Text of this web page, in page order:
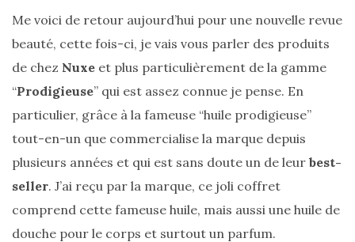
discret
06/06/2026
Me voici de retour aujourd’hui pour une nouvelle revue
beauté, cette fois-ci, je vais vous parler des produits
de chez Nuxe et plus particulièrement de la gamme
“Prodigieuse” qui est assez connue je pense. En
particulier, grâce à la fameuse “huile prodigieuse”
tout-en-un que commercialise la marque depuis
plusieurs années et qui est sans doute un de leur best-
seller. J’ai reçu par la marque, ce joli coffret
comprend cette fameuse huile, mais aussi une huile de
douche pour le corps et surtout un parfum.